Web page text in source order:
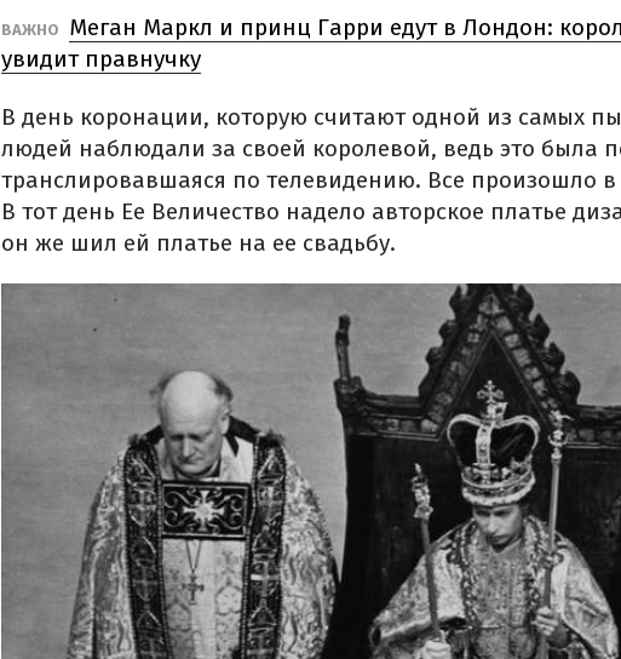
ВАЖНО
Меган Маркл и принц Гарри едут в Лондон:
увидит правнучку
В день коронации, которую считают одной из самых
людей наблюдали за своей королевой, ведь это была
транслировавшаяся по телевидению. Все произошло в
В тот день Ее Величество надело авторское платье
он же шил ей платье на ее свадьбу.